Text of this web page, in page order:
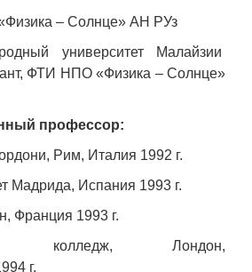
– Солнце» АН РУз
университет Малайзии
ФТИ НПО «Физика – Солнце»
профессор:
Рим, Италия 1992 г.
Мадрида, Испания 1993 г.
Франция 1993 г.
колледж, Лондон,
г.